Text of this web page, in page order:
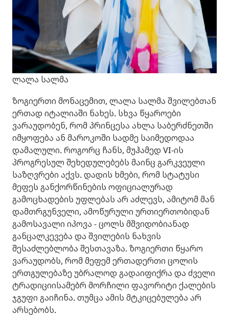
ლალა სალმა
ზოგიერთი მონაცემით, ლალა სალმა შვილებთან
ერთად იტალიაში ნახეს. სხვა წყაროები
ვარაუდობენ, რომ პრინცესა ახლა საბერძნეთში
იმყოფება ან მაროკოში სადმე საიმედოდაა
დამალული. როგორც ჩანს, მუჰამედ VI-ის
პროგრესულ შეხედულებებს მაინც გარკვეული
საზღვრები აქვს. დადის ხმები, რომ სტატუსი
მეფეს განქორწინების ოფიციალურად
გამოცხადების უფლებას არ აძლევს, ამიტომ მან
დამთრგუნველი, ამოწურული ურთიერთობიდან
გამოსავალი იპოვა - ცოლს მშვიდობიანად
განცალკევება და შვილების ნახვის
შესაძლებლობა შესთავაზა. ზოგიერთი წყარო
ვარაუდობს, რომ მეფემ ერთადერთი ცოლის
ერთგულებაზე უბრალოდ გადაიფიქრა და ძველი
ტრადიციისამებრ მორჩილი ფავორიტი ქალების
ჯგუფი გაიჩინა. თუმცა ამის მტკიცებულება არ
არსებობს.